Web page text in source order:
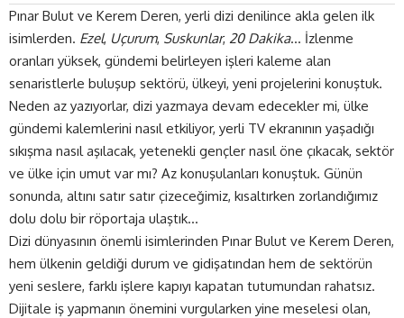
Pınar Bulut ve Kerem Deren, yerli dizi denilince akla gelen ilk
isimlerden. Ezel, Uçurum, Suskunlar, 20 Dakika… İzlenme
oranları yüksek, gündemi belirleyen işleri kaleme alan
senaristlerle buluşup sektörü, ülkeyi, yeni projelerini konuştuk.
Neden az yazıyorlar, dizi yazmaya devam edecekler mi, ülke
gündemi kalemlerini nasıl etkiliyor, yerli TV ekranının yaşadığı
sıkışma nasıl aşılacak, yetenekli gençler nasıl öne çıkacak, sektör
ve ülke için umut var mı? Az konuşulanları konuştuk. Günün
sonunda, altını satır satır çizeceğimiz, kısaltırken zorlandığımız
dolu dolu bir röportaja ulaştık…
Dizi dünyasının önemli isimlerinden Pınar Bulut ve Kerem Deren,
hem ülkenin geldiği durum ve gidişatından hem de sektörün
yeni seslere, farklı işlere kapıyı kapatan tutumundan rahatsız.
Dijitale iş yapmanın önemini vurgularken yine meselesi olan,